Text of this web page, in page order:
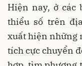
Hiện nay, ở các
thiểu số trên
xuất hiện những
tích cực chuyển